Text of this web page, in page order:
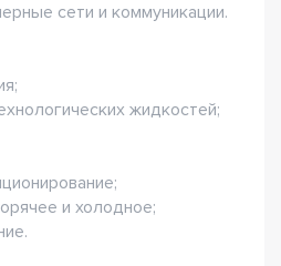
сети и коммуникации.
жидкостей;
и холодное;